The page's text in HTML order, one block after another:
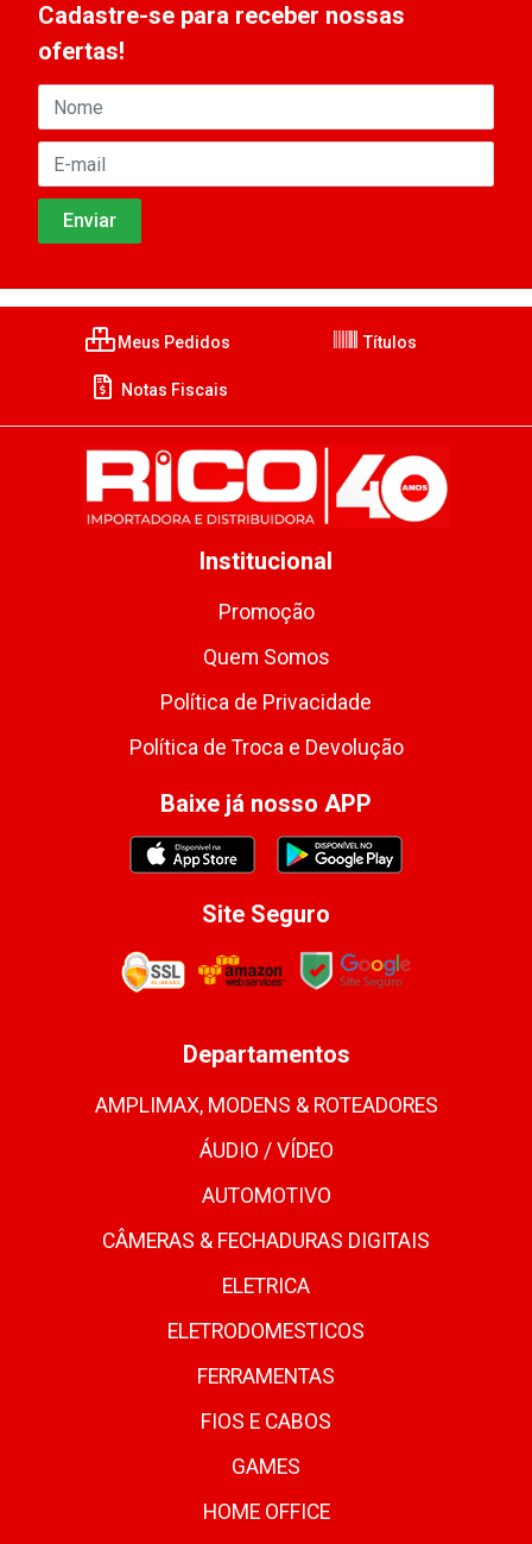
Cadastre-se para receber nossas
ofertas!
Meus Pedidos Títulos
Notas Fiscais
Institucional
Promoção
Quem Somos
Política de Privacidade
Política de Troca e Devolução
Baixe já nosso APP
Site Seguro
Departamentos
AMPLIMAX, MODENS & ROTEADORES
ÁUDIO / VÍDEO
AUTOMOTIVO
CÂMERAS & FECHADURAS DIGITAIS
ELETRICA
ELETRODOMESTICOS
FERRAMENTAS
FIOS E CABOS
GAMES
HOME OFFICE